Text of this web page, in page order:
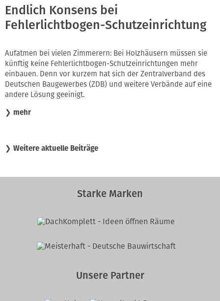
Endlich Konsens bei
Fehlerlichtbogen-Schutzeinrichtung
Aufatmen bei vielen Zimmerern: Bei Holzhäusern müssen sie
künftig keine Fehlerlichtbogen-Schutzeinrichtungen mehr
einbauen. Denn vor kurzem hat sich der Zentralverband des
Deutschen Baugewerbes (ZDB) und weitere Verbände auf eine
andere Lösung geeinigt.
❯ mehr
❯ Weitere aktuelle Beiträge
Starke Marken
Unsere Partner